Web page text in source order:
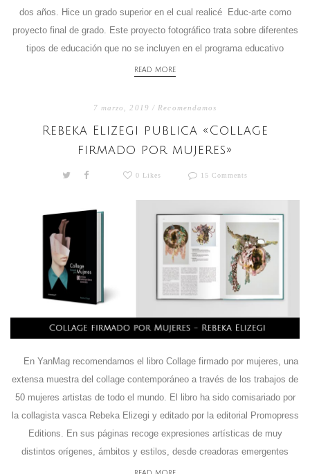
dos años. Hice un grado superior en el cual realicé Educ-arte como
proyecto final de grado. Este proyecto fotográfico trata sobre diferentes
tipos de educación que no se incluyen en el programa educativo
READ MORE
7 marzo, 2019 / Recomendamos
Rebeka Elizegi publica «Collage
firmado por mujeres»
0 Likes 15 Comments
En YanMag recomendamos el libro Collage firmado por mujeres, una
extensa muestra del collage contemporáneo a través de los trabajos de
50 mujeres artistas de todo el mundo. El libro ha sido comisariado por
la collagista vasca Rebeka Elizegi y editado por la editorial Promopress
Editions. En sus páginas recoge expresiones artísticas de muy
distintos orígenes, ámbitos y estilos, desde creadoras emergentes